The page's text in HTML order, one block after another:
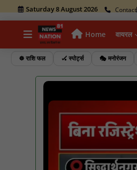
Saturday 8 August 2026 Contact
Home वायरल
☸️ राशि फल 🏑 स्पोर्ट्स 🎭 मनोरंजन